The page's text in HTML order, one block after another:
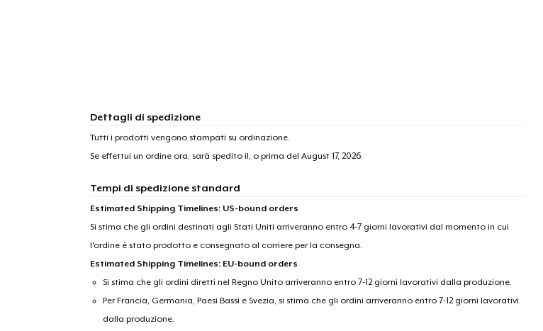
Dettagli di spedizione
Tutti i prodotti vengono stampati su ordinazione.
Se effettui un ordine ora, sarà spedito il, o prima del August 17, 2026.
Tempi di spedizione standard
Estimated Shipping Timelines: US-bound orders
Si stima che gli ordini destinati agli Stati Uniti arriveranno entro 4-7 giorni lavorativi dal momento in cui
l'ordine è stato prodotto e consegnato al corriere per la consegna.
Estimated Shipping Timelines: EU-bound orders
Si stima che gli ordini diretti nel Regno Unito arriveranno entro 7-12 giorni lavorativi dalla produzione.
Per Francia, Germania, Paesi Bassi e Svezia, si stima che gli ordini arriveranno entro 7-12 giorni lavorativi
dalla produzione.